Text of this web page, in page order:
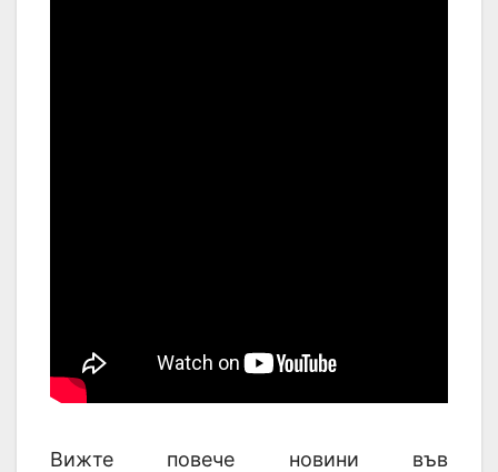
Вижте повече новини във